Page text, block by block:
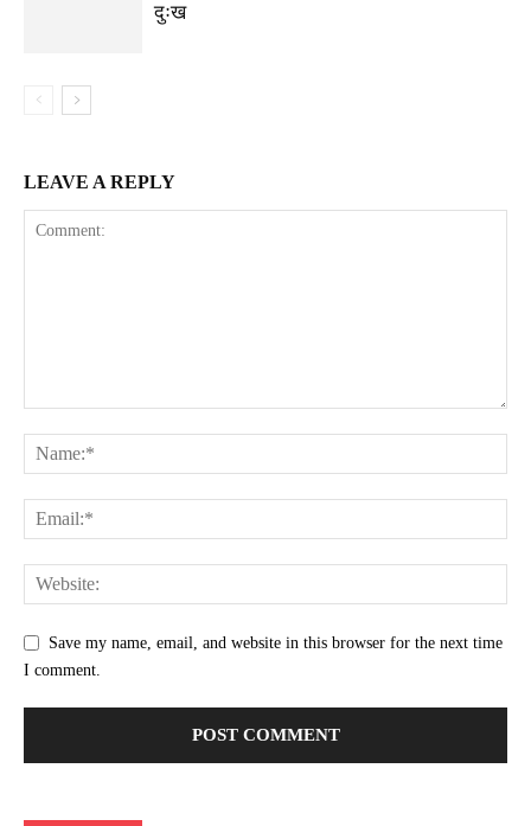
दुःख
LEAVE A REPLY
Save my name, email, and website in this browser for the next time
I comment.